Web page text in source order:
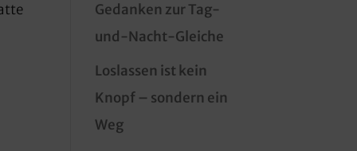
Gedanken zur Tag-
und-Nacht-Gleiche
Loslassen ist kein
Knopf – sondern ein
Weg